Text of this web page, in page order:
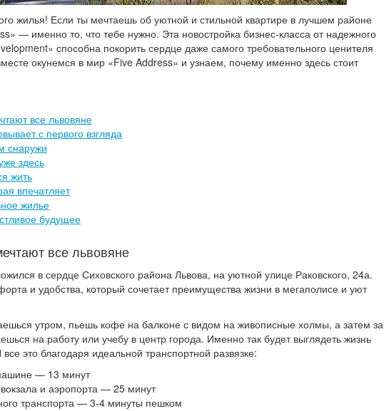
жилья! Если ты мечтаешь об уютной и стильной квартире в лучшем районе
— именно то, что тебе нужно. Эта новостройка бизнес-класса от надежного
способна покорить сердце даже самого требовательного ценителя
окунемся в мир «Five Address» и узнаем, почему именно здесь стоит
все львовяне
с первого взгляда
снаружи
здесь
жить
впечатляет
жилье
будущее
все львовяне
в сердце Сиховского района Львова, на уютной улице Раковского, 24а.
и удобства, который сочетает преимущества жизни в мегаполисе и уют
утром, пьешь кофе на балконе с видом на живописные холмы, а затем за
на работу или учебу в центр города. Именно так будет выглядеть жизнь
это благодаря идеальной транспортной развязке:
— 13 минут
и аэропорта — 25 минут
транспорта — 3-4 минуты пешком